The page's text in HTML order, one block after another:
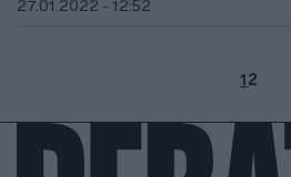
27.01.2022 - 12:52
12